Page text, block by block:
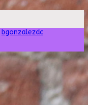
bgonzalezdc